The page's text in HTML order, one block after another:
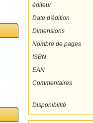
éditeur
Date d'édition
Dimensions
Nombre de pages
ISBN
EAN
Commentaires
Disponibilité